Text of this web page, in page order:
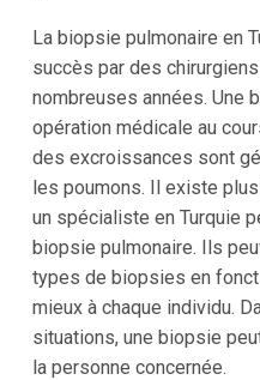
La biopsie pulmonaire en
succès par des
nombreuses années. Une
opération médicale au
des excroissances sont
les poumons. Il existe
un spécialiste en Turquie
biopsie pulmonaire. Ils
types de biopsies en
mieux à chaque individu.
situations, une biopsie
la personne concernée.